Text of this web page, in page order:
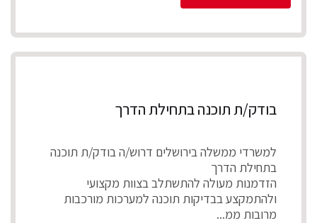
בודק/ת תוכנה בתחילת הדרך
למשרדי ממשלה בירושלים דרוש/ה בודק/ת תוכנה
בתחילת הדרך
הזדמנות מעולה להתשתלב בצוות מקצועי
ולהתמקצע בבדיקות תוכנה למערכות מורכבות
מרובות ממ...